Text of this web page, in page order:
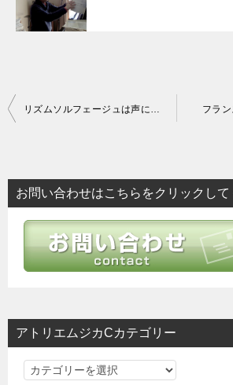
投
ビ
ゲ
リズムソルフェージュは声に影響を与えること フラ
お問い合わせはこちらをクリックして
アトリエムジカCカテゴリー
ア